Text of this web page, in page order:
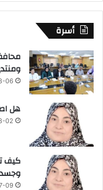
أسرة
06
هل
02
كيف
09